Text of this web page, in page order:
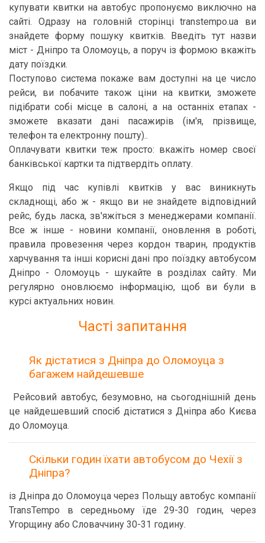
купувати квитки на автобус пропонуємо виключно на
сайті. Одразу на головній сторінці transtempo.ua ви
знайдете форму пошуку квитків. Введіть тут назви
міст - Дніпро та Оломоуць, а поруч із формою вкажіть
дату поїздки.
Поступово система покаже вам доступні на це число
рейси, ви побачите також ціни на квитки, зможете
підібрати собі місце в салоні, а на останніх етапах -
зможете вказати дані пасажирів (ім'я, прізвище,
телефон та електронну пошту)..
Оплачувати квитки теж просто: вкажіть номер своєї
банківської картки та підтвердіть оплату.
Якщо під час купівлі квитків у вас виникнуть
складнощі, або ж - якщо ви не знайдете відповідний
рейс, будь ласка, зв'яжіться з менеджерами компанії.
Все ж інше - новини компанії, оновлення в роботі,
правила провезення через кордон тварин, продуктів
харчування та інші корисні дані про поїздку автобусом
Дніпро - Оломоуць - шукайте в розділах сайту. Ми
регулярно оновлюємо інформацію, щоб ви були в
курсі актуальних новин.
Часті запитання
Як дістатися з Дніпра до Оломоуца з
багажем найдешевше
Рейсовий автобус, безумовно, на сьогоднішній день
це найдешевший спосіб дістатися з Дніпра або Києва
до Оломоуца.
Скільки годин їхати автобусом до Чехії з
Дніпра?
із Дніпра до Оломоуца через Польщу автобус компанії
TransTempo в середньому їде 29-30 годин, через
Угорщину або Словаччину 30-31 годину.